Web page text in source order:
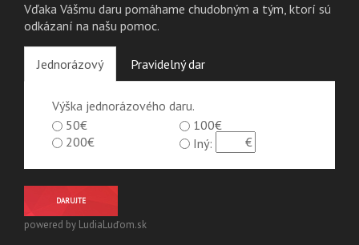
Vďaka Vášmu daru pomáhame chudobným a tým, ktorí sú
odkázaní na našu pomoc.
Jednorázový Pravidelný dar
Výška jednorázového daru.
50€
100€
200€
Iný:
DARUJTE
powered by LudiaLuďom.sk